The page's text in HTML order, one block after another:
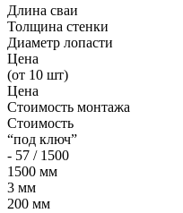
Длина сваи
Толщина стенки
Диаметр лопасти
Цена
(от 10 шт)
Цена
Стоимость монтажа
Стоимость
“под ключ”
- 57 / 1500
1500 мм
3 мм
200 мм